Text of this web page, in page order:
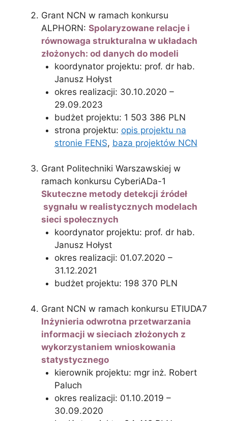
Grant NCN w ramach konkursu
ALPHORN: Spolaryzowane relacje i
równowaga strukturalna w układach
złożonych: od danych do modeli
koordynator projektu: prof. dr hab.
Janusz Hołyst
okres realizacji: 30.10.2020 –
29.09.2023
budżet projektu: 1 503 386 PLN
strona projektu: opis projektu na
stronie FENS, baza projektów NCN
Grant Politechniki Warszawskiej w
ramach konkursu CyberiADa-1
Skuteczne metody detekcji źródeł
sygnału w realistycznych modelach
sieci społecznych
koordynator projektu: prof. dr hab.
Janusz Hołyst
okres realizacji: 01.07.2020 –
31.12.2021
budżet projektu: 198 370 PLN
Grant NCN w ramach konkursu ETIUDA7
Inżynieria odwrotna przetwarzania
informacji w sieciach złożonych z
wykorzystaniem wnioskowania
statystycznego
kierownik projektu: mgr inż. Robert
Paluch
okres realizacji: 01.10.2019 –
30.09.2020